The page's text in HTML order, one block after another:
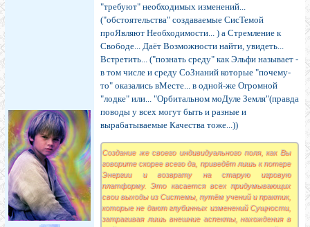
"требуют" необходимых изменений...
("обстоятельства" создаваемые СисТемой
проЯвляют Необходимости... ) а Стремление к
Свободе... Даёт Возможности найти, увидеть...
Встретить... ("познать среду" как Эльфи называет -
в том числе и среду СоЗнаний которые "почему-
то" оказались вМесте... в одной-же Огромной
"лодке" или... "Орбитальном моДуле Земля"(правда
поводы у всех могут быть и разные и
вырабатываемые Качества тоже...))
Создание же своего индивидуального поля, как Вы
говорите скорее всего да, приведёт лишь к потере
Энергии и возврату на старую игровую
платформу. Это касается всех придумывающих
свои выходы из Системы, путём учений и практик,
которые не дают глубинных изменений Сущности,
затрагивая лишь внешние аспекты, нахождения в